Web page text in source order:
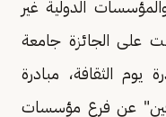
الدولية غير
على الجائزة جامعة
يوم الثقافة، مبادرة
عن فرع مؤسسات